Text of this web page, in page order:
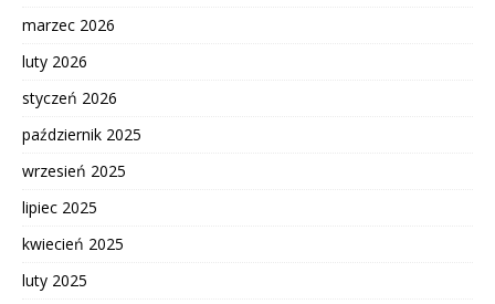
marzec 2026
luty 2026
styczeń 2026
październik 2025
wrzesień 2025
lipiec 2025
kwiecień 2025
luty 2025